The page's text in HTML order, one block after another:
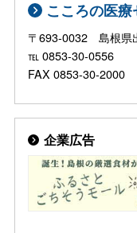
こころの医
〒693-0032 島根県
℡ 0853-30-0556
FAX 0853-30-2000
企業広告